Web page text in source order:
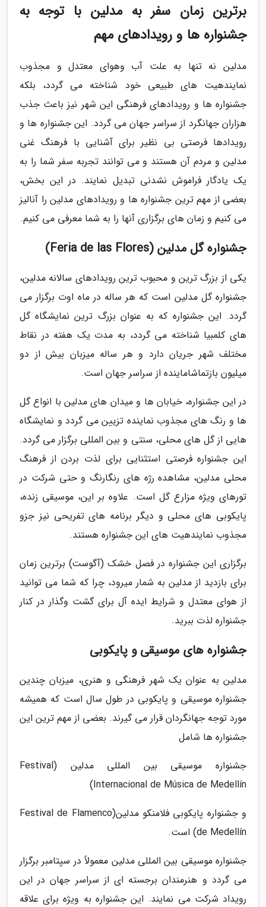
برترین زمان سفر به مدلین با توجه به
جشنواره ها و رویدادهای مهم
مدلین نه تنها به علت آب وهوای معتدل و مجذوب
نمایندهیت های طبیعی خود شناخته می گردد، بلکه
جشنواره ها و رویدادهای فرهنگی این شهر نیز باعث جذب
هزاران جهانگرد از سراسر جهان می گردد. این جشنواره ها و
رویدادها فرصتی بی نظیر برای آشنایی با فرهنگ غنی
مدلین و مردم آن هستند و می توانند تجربه سفر شما را به
یک یادگار فراموش نشدنی تبدیل نمایند. در این بخش،
بعضی از مهم ترین جشنواره ها و رویدادهای مدلین را آنالیز
می کنیم و زمان های برگزاری آنها را به شما معرفی می کنیم.
جشنواره گل مدلین (Feria de las Flores)
یکی از بزرگ ترین و محبوب ترین رویدادهای سالانه مدلین،
جشنواره گل مدلین است که هر ساله در ماه اوت برگزار می
گردد. این جشنواره که به عنوان بزرگ ترین نمایشگاه گل
های کلمبیا شناخته می گردد، به مدت یک هفته در نقاط
مختلف شهر جریان دارد و هر ساله میزبان بیش از دو
میلیون بازتماشاماینده از سراسر جهان است.
در این جشنواره، خیابان ها و میدان های مدلین با انواع گل
ها و رنگ های مجذوب نماینده تزیین می گردد و نمایشگاه
هایی از گل های محلی، سنتی و بین المللی برگزار می گردد.
این جشنواره فرصتی استثنایی برای لذت بردن از فرهنگ
محلی مدلین، مشاهده رژه های رنگارنگ و حتی شرکت در
تورهای ویژه مزارع گل است. علاوه بر این، موسیقی زنده،
پایکوبی های محلی و دیگر برنامه های تفریحی نیز جزو
مجذوب نمایندهیت های این جشنواره هستند.
برگزاری این جشنواره در فصل خشک (آگوست) برترین زمان
برای بازدید از مدلین به شمار میرود، چرا که شما می توانید
از هوای معتدل و شرایط ایده آل برای گشت وگذار در کنار
جشنواره لذت ببرید.
جشنواره های موسیقی و پایکوبی
مدلین به عنوان یک شهر فرهنگی و هنری، میزبان چندین
جشنواره موسیقی و پایکوبی در طول سال است که همیشه
مورد توجه جهانگردان قرار می گیرند. بعضی از مهم ترین این
جشنواره ها شامل
جشنواره موسیقی بین المللی مدلین (Festival
Internacional de Música de Medellín)
و جشنواره پایکوبی فلامنکو مدلین(Festival de Flamenco
de Medellín) است.
جشنواره موسیقی بین المللی مدلین معمولاً در سپتامبر برگزار
می گردد و هنرمندان برجسته ای از سراسر جهان در این
رویداد شرکت می نمایند. این جشنواره به ویژه برای علاقه